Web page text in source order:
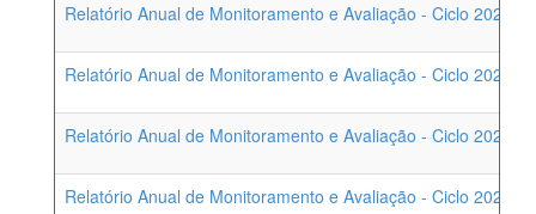
Relatório Anual de Monitoramento e Avaliação - Ciclo 2025
Relatório Anual de Monitoramento e Avaliação - Ciclo 2024
Relatório Anual de Monitoramento e Avaliação - Ciclo 2023
Relatório Anual de Monitoramento e Avaliação - Ciclo 2022